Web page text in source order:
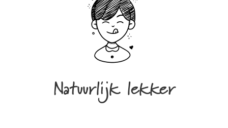
Natuurlijk lekker